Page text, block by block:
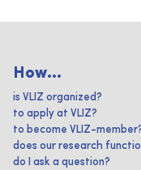
How...
is VLIZ organized?
to apply at VLIZ?
to become VLIZ-
does our research
do I ask a question?